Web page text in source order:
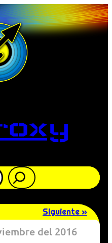
Siguiente »
del 2016